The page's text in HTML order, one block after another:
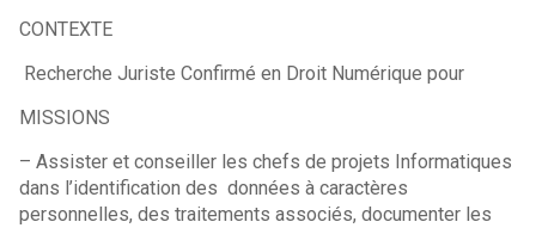
CONTEXTE
Recherche Juriste Confirmé en Droit Numérique pour
MISSIONS
– Assister et conseiller les chefs de projets Informatiques
dans l’identification des données à caractères
personnelles, des traitements associés, documenter les